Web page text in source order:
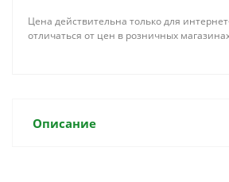
Цена действительна только для
отличаться от цен в розничных
Описание